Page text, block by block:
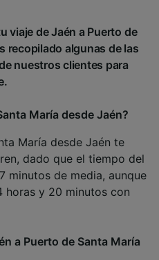
viaje de Jaén a Puerto de
recopilado algunas de las
nuestros clientes para
María desde Jaén?
María desde Jaén te
dado que el tiempo del
minutos de media, aunque
horas y 20 minutos con
a Puerto de Santa María